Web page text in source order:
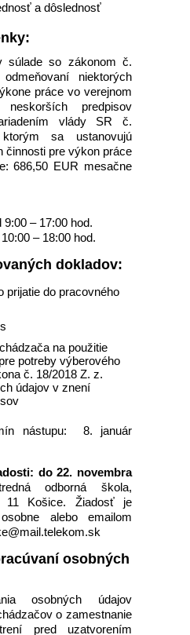
a dôslednosť
súlade so zákonom č.
niektorých
práce vo verejnom
predpisov
vlády SR č.
sa ustanovujú
činnosti pre výkon práce
686,50 EUR mesačne
9:00 – 17:00 hod.
– 18:00 hod.
dokladov:
prijatie do pracovného
na použitie
potreby výberového
č. 18/2018 Z. z.
údajov v znení
nástupu: 8. január
do 22. novembra
odborná škola,
11 Košice. Žiadosť je
alebo emailom
osobných
osobných údajov
o zamestnanie
pred uzatvorením